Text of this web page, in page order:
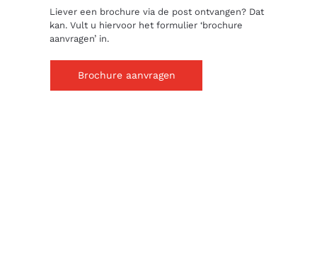
Liever een brochure via de post ontvangen? Dat
kan. Vult u hiervoor het formulier ‘brochure
aanvragen’ in.
Brochure aanvragen